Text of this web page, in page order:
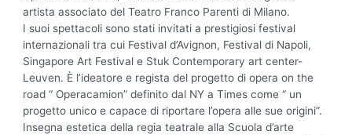
artista associato del Teatro Franco Parenti di Milano.
I suoi spettacoli sono stati invitati a prestigiosi festival
internazionali tra cui Festival d’Avignon, Festival di Napoli,
Singapore Art Festival e Stuk Contemporary art center-
Leuven. È l’ideatore e regista del progetto di opera on the
road “ Operacamion” definito dal NY a Times come “ un
progetto unico e capace di riportare l’opera alle sue origini”.
Insegna estetica della regia teatrale alla Scuola d’arte